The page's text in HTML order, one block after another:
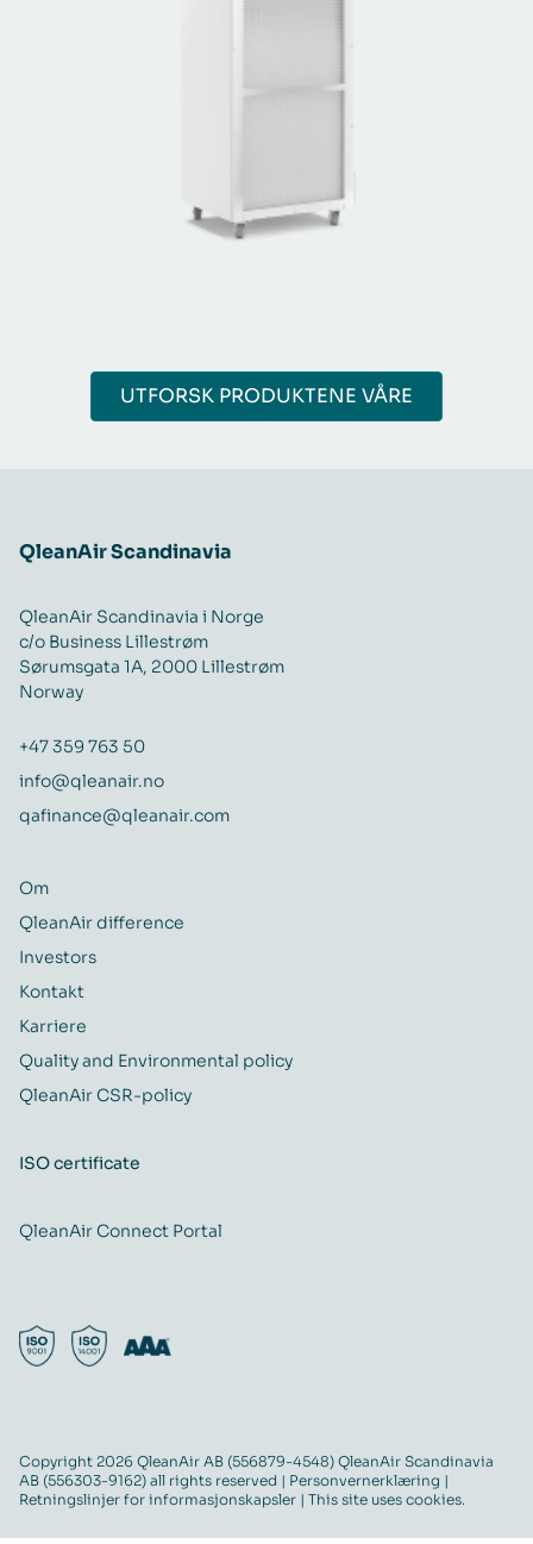
UTFORSK PRODUKTENE VÅRE
QleanAir Scandinavia
QleanAir Scandinavia i Norge
c/o Business Lillestrøm
Sørumsgata 1A, 2000 Lillestrøm
Norway
+47 359 763 50
info@qleanair.no
qafinance@qleanair.com
Om
QleanAir difference
Investors
Kontakt
Karriere
Quality and Environmental policy
QleanAir CSR-policy
ISO certificate
QleanAir Connect Portal
Copyright 2026 QleanAir AB (556879-4548) QleanAir Scandinavia
AB (556303-9162) all rights reserved | Personvernerklæring |
Retningslinjer for informasjonskapsler | This site uses cookies.